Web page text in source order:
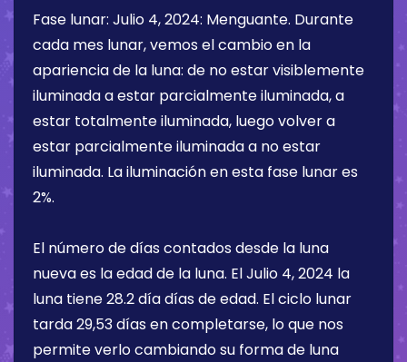
Fase lunar: Julio 4, 2024: Menguante. Durante
cada mes lunar, vemos el cambio en la
apariencia de la luna: de no estar visiblemente
iluminada a estar parcialmente iluminada, a
estar totalmente iluminada, luego volver a
estar parcialmente iluminada a no estar
iluminada. La iluminación en esta fase lunar es
2%.
El número de días contados desde la luna
nueva es la edad de la luna. ElJulio 4, 2024 la
luna tiene28.2 díadías de edad. El ciclo lunar
tarda 29,53 días en completarse, lo que nos
permite verlo cambiando su forma de luna